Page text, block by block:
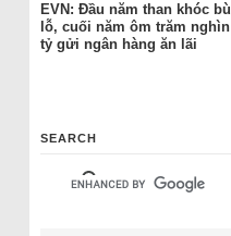
EVN: Đầu năm than khóc bù
lỗ, cuối năm ôm trăm nghìn
tỷ gửi ngân hàng ăn lãi
SEARCH